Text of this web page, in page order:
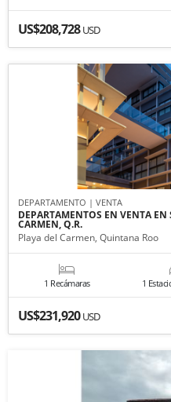
US$208,728USD
DEPARTAMENTO | VENTA
DEPARTAMENTOS EN VENTA
CARMEN, Q.R.
Playa del Carmen, Quintana Roo
1 Recámaras 1
US$231,920USD